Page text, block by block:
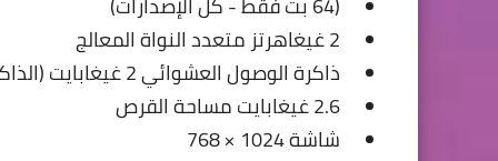
2 غيغاهرتز متعدد النواة المعالج
ذاكرة الوصول العشوائي 2 غيغابايت (الذاكرة)
2.6 غيغابايت مساحة القرص
شاشة 1024 × 768